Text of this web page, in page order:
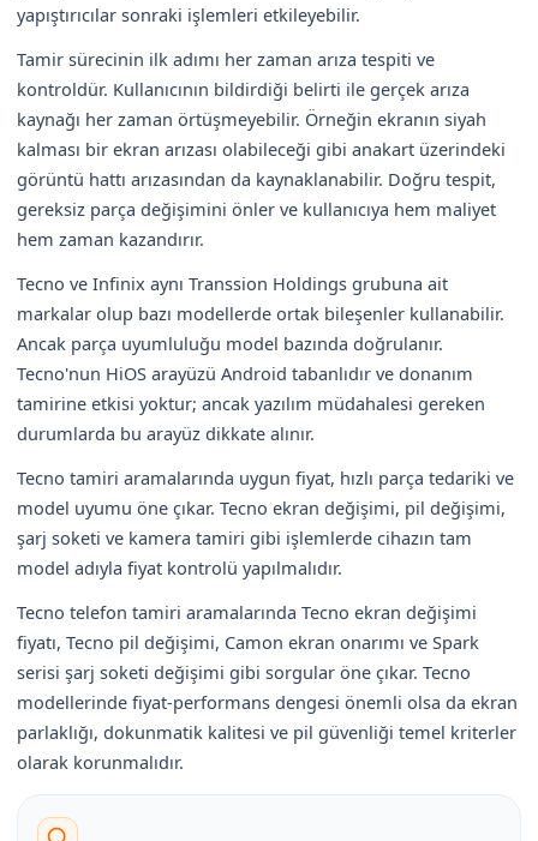
yapıştırıcılar sonraki işlemleri etkileyebilir.
Tamir sürecinin ilk adımı her zaman arıza tespiti ve
kontroldür. Kullanıcının bildirdiği belirti ile gerçek arıza
kaynağı her zaman örtüşmeyebilir. Örneğin ekranın siyah
kalması bir ekran arızası olabileceği gibi anakart üzerindeki
görüntü hattı arızasından da kaynaklanabilir. Doğru tespit,
gereksiz parça değişimini önler ve kullanıcıya hem maliyet
hem zaman kazandırır.
Tecno ve Infinix aynı Transsion Holdings grubuna ait
markalar olup bazı modellerde ortak bileşenler kullanabilir.
Ancak parça uyumluluğu model bazında doğrulanır.
Tecno'nun HiOS arayüzü Android tabanlıdır ve donanım
tamirine etkisi yoktur; ancak yazılım müdahalesi gereken
durumlarda bu arayüz dikkate alınır.
Tecno tamiri aramalarında uygun fiyat, hızlı parça tedariki ve
model uyumu öne çıkar. Tecno ekran değişimi, pil değişimi,
şarj soketi ve kamera tamiri gibi işlemlerde cihazın tam
model adıyla fiyat kontrolü yapılmalıdır.
Tecno telefon tamiri aramalarında Tecno ekran değişimi
fiyatı, Tecno pil değişimi, Camon ekran onarımı ve Spark
serisi şarj soketi değişimi gibi sorgular öne çıkar. Tecno
modellerinde fiyat-performans dengesi önemli olsa da ekran
parlaklığı, dokunmatik kalitesi ve pil güvenliği temel kriterler
olarak korunmalıdır.